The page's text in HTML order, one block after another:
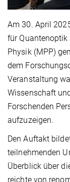
Am 30. April
für
Physik (MPP)
dem
Veranstaltung
Wissenschaft
Forschenden
aufzuzeigen.
Den Auftakt
teilnehmenden
Überblick über
reichte von